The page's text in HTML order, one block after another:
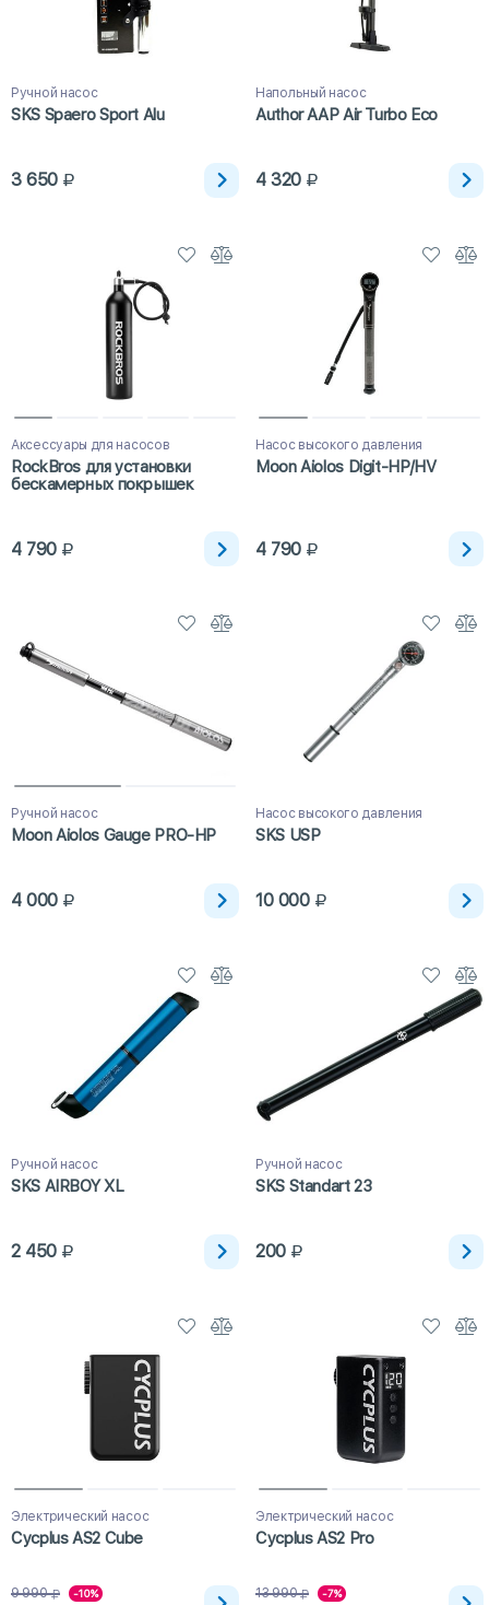
Ручной насос
SKS Spaero Sport Alu
3 650
Напольный насос
Author AAP Air Turbo Eco
4 320
Аксессуары для насосов
RockBros для установки
бескамерных покрышек
4 790
Насос высокого давления
Moon Aiolos Digit-HP/HV
4 790
Ручной насос
Moon Aiolos Gauge PRO-HP
4 000
Насос высокого давления
SKS USP
10 000
Ручной насос
SKS AIRBOY XL
2 450
Ручной насос
SKS Standart 23
200
Электрический насос
Cycplus AS2 Cube
9 990 -10%
Электрический насос
Cycplus AS2 Pro
13 990 -7%